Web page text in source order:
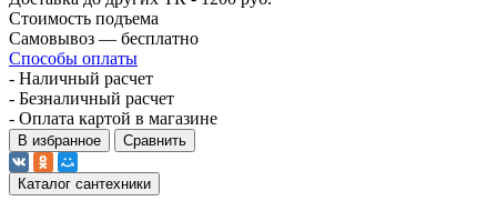
Стоимость подъема
Самовывоз — бесплатно
Способы оплаты
- Наличный расчет
- Безналичный расчет
- Оплата картой в магазине
В избранное Сравнить
Каталог сантехники